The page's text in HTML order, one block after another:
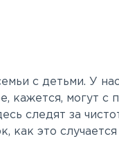
с детьми. У
кажется, могут с
следят за
как это